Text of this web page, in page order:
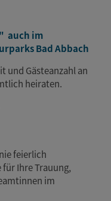
auch im
Bad Abbach
und Gästeanzahl an
heiraten.
feierlich
Ihre Trauung,
im